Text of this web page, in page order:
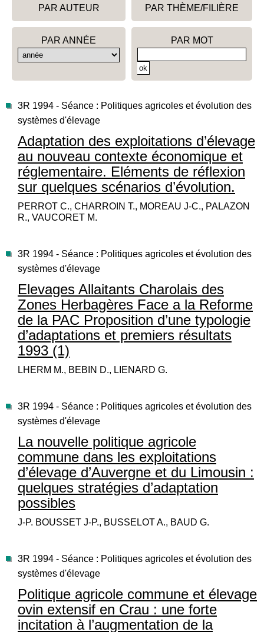
PAR AUTEUR PAR THÈME/FILIÈRE
PAR ANNÉE PAR MOT
3R 1994 - Séance : Politiques agricoles et évolution des
systèmes d'élevage
Adaptation des exploitations d’élevage
au nouveau contexte économique et
réglementaire. Eléments de réflexion
sur quelques scénarios d’évolution.
PERROT C., CHARROIN T., MOREAU J-C., PALAZON
R., VAUCORET M.
3R 1994 - Séance : Politiques agricoles et évolution des
systèmes d'élevage
Elevages Allaitants Charolais des
Zones Herbagères Face a la Reforme
de la PAC Proposition d’une typologie
d’adaptations et premiers résultats
1993 (1)
LHERM M., BEBIN D., LIENARD G.
3R 1994 - Séance : Politiques agricoles et évolution des
systèmes d'élevage
La nouvelle politique agricole
commune dans les exploitations
d’élevage d’Auvergne et du Limousin :
quelques stratégies d’adaptation
possibles
J-P. BOUSSET J-P., BUSSELOT A., BAUD G.
3R 1994 - Séance : Politiques agricoles et évolution des
systèmes d'élevage
Politique agricole commune et élevage
ovin extensif en Crau : une forte
incitation à l’augmentation de la